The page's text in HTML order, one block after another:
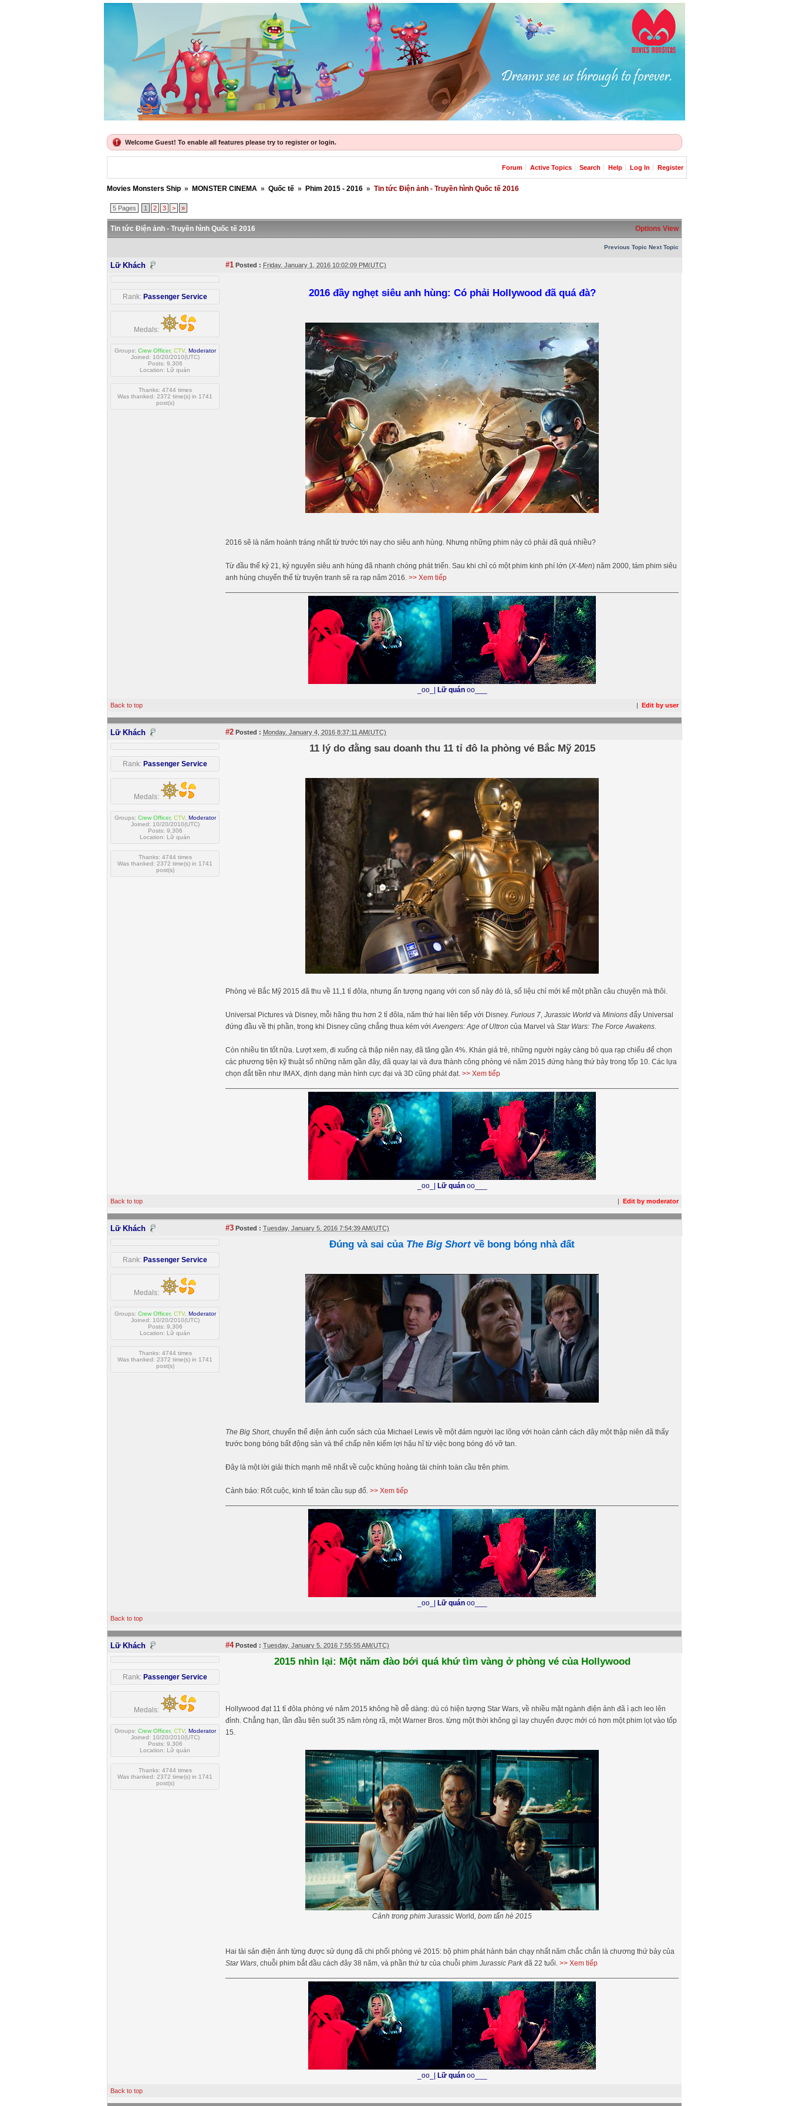
Welcome Guest! To enable all features please try to register or login.
Forum Active Topics Search Help Log In Register
Movies Monsters Ship » MONSTER CINEMA » Quốc tế » Phim 2015 - 2016 » Tin tức Điện ảnh - Truyền hình Quốc tế 2016
5 Pages 1 2 3 > »
Tin tức Điện ảnh - Truyền hình Quốc tế 2016 Options View
Previous Topic Next Topic
Lữ Khách #1 Posted : Friday, January 1, 2016 10:02:09 PM(UTC)
Rank: Passenger Service
Medals:
Groups: Crew Officer, CTV, Moderator
Joined: 10/20/2010(UTC)
Posts: 9,306
Location: Lữ quán
Thanks: 4744 times
Was thanked: 2372 time(s) in 1741
post(s)
2016 đầy nghẹt siêu anh hùng: Có phải Hollywood đã quá đà?
2016 sẽ là năm hoành tráng nhất từ trước tới nay cho siêu anh hùng. Nhưng những phim này có phải đã quá nhiều?
Từ đầu thế kỷ 21, kỷ nguyên siêu anh hùng đã nhanh chóng phát triển. Sau khi chỉ có một phim kinh phí lớn (X-Men) năm 2000, tám phim siêu
anh hùng chuyển thể từ truyện tranh sẽ ra rạp năm 2016. >> Xem tiếp
_oo_| Lữ quán oo___
Back to top | Edit by user
Lữ Khách #2 Posted : Monday, January 4, 2016 8:37:11 AM(UTC)
Rank: Passenger Service
Medals:
Groups: Crew Officer, CTV, Moderator
Joined: 10/20/2010(UTC)
Posts: 9,306
Location: Lữ quán
Thanks: 4744 times
Was thanked: 2372 time(s) in 1741
post(s)
11 lý do đằng sau doanh thu 11 tỉ đô la phòng vé Bắc Mỹ 2015
Phòng vé Bắc Mỹ 2015 đã thu về 11,1 tỉ đôla, nhưng ấn tượng ngang với con số này đó là, số liệu chỉ mới kể một phần câu chuyện mà thôi.
Universal Pictures và Disney, mỗi hãng thu hơn 2 tỉ đôla, năm thứ hai liên tiếp với Disney. Furious 7, Jurassic World và Minions đẩy Universal
đứng đầu về thị phần, trong khi Disney cũng chẳng thua kém vớiAvengers: Age of Ultron của Marvel và Star Wars: The Force Awakens.
Còn nhiều tin tốt nữa. Lượt xem, đi xuống cả thập niên nay, đã tăng gần 4%. Khán giả trẻ, những người ngày càng bỏ qua rạp chiếu để chọn
các phương tiện kỹ thuật số những năm gần đây, đã quay lại và đưa thành công phòng vé năm 2015 đứng hàng thứ bảy trong tốp 10. Các lựa
chọn đắt tiền như IMAX, định dạng màn hình cực đại và 3D cũng phát đạt. >> Xem tiếp
_oo_| Lữ quán oo___
Back to top | Edit by moderator
Lữ Khách #3 Posted : Tuesday, January 5, 2016 7:54:39 AM(UTC)
Rank: Passenger Service
Medals:
Groups: Crew Officer, CTV, Moderator
Joined: 10/20/2010(UTC)
Posts: 9,306
Location: Lữ quán
Thanks: 4744 times
Was thanked: 2372 time(s) in 1741
post(s)
Đúng và sai của The Big Shortvề bong bóng nhà đất
The Big Short, chuyển thể điện ảnh cuốn sách của Michael Lewis về một đám người lạc lõng với hoàn cảnh cách đây một thập niên đã thấy
trước bong bóng bất động sản và thế chấp nên kiếm lợi hậu hĩ từ việc bong bóng đó vỡ tan.
Đây là một lời giải thích mạnh mẽ nhất về cuộc khủng hoảng tài chính toàn cầu trên phim.
Cảnh báo: Rốt cuộc, kinh tế toàn cầu sụp đổ. >> Xem tiếp
_oo_| Lữ quán oo___
Back to top
Lữ Khách #4Posted : Tuesday, January 5, 2016 7:55:55 AM(UTC)
Rank: Passenger Service
Medals:
Groups: Crew Officer, CTV, Moderator
Joined: 10/20/2010(UTC)
Posts: 9,306
Location: Lữ quán
Thanks: 4744 times
Was thanked: 2372 time(s) in 1741
post(s)
2015 nhìn lại: Một năm đào bới quá khứ tìm vàng ở phòng vé của Hollywood
Hollywood đạt 11 tỉ đôla phòng vé năm 2015 không hề dễ dàng: dù có hiện tượng Star Wars, về nhiều mặt ngành điện ảnh đã ì ạch leo lên
đỉnh. Chẳng hạn, lần đầu tiên suốt 35 năm ròng rã, một Warner Bros. từng một thời không gì lay chuyển được mới có hơn một phim lọt vào tốp
15.
Cảnh trong phim Jurassic World, bom tấn hè 2015
Hai tài sản điện ảnh từng được sử dụng đã chi phối phòng vé 2015: bộ phim phát hành bán chạy nhất năm chắc chắn là chương thứ bảy của
Star Wars, chuỗi phim bắt đầu cách đây 38 năm, và phần thứ tư của chuỗi phim Jurassic Park đã 22 tuổi. >> Xem tiếp
_oo_| Lữ quán oo___
Back to top